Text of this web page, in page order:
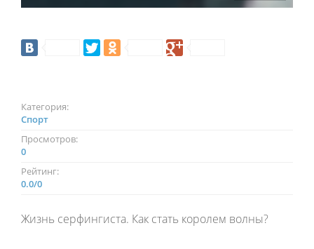
Категория:
Спорт
Просмотров:
0
Рейтинг:
0.0/0
Жизнь серфингиста. Как стать королем волны?